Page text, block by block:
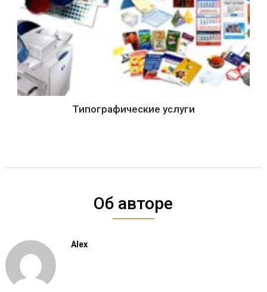
Типографические услуги
Об авторе
Alex